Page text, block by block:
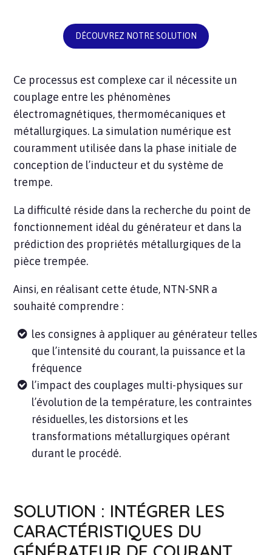
DÉCOUVREZ NOTRE SOLUTION
Ce processus est complexe car il nécessite un
couplage entre les phénomènes
électromagnétiques, thermomécaniques et
métallurgiques. La simulation numérique est
couramment utilisée dans la phase initiale de
conception de l’inducteur et du système de
trempe.
La difficulté réside dans la recherche du point de
fonctionnement idéal du générateur et dans la
prédiction des propriétés métallurgiques de la
pièce trempée.
Ainsi, en réalisant cette étude, NTN-SNR a
souhaité comprendre :
les consignes à appliquer au générateur telles
que l’intensité du courant, la puissance et la
fréquence
l’impact des couplages multi-physiques sur
l’évolution de la température, les contraintes
résiduelles, les distorsions et les
transformations métallurgiques opérant
durant le procédé.
SOLUTION : INTÉGRER LES
CARACTÉRISTIQUES DU